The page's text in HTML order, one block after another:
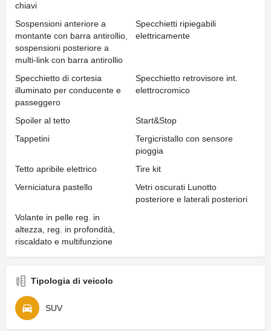
chiavi
Sospensioni anteriore a
montante con barra antirollio,
sospensioni posteriore a
multi-link con barra antirollio
Specchietti ripiegabili
elettricamente
Specchietto di cortesia
illuminato per conducente e
passeggero
Specchietto retrovisore int.
elettrocromico
Spoiler al tetto
Start&Stop
Tappetini
Tergicristallo con sensore
pioggia
Tetto apribile elettrico
Tire kit
Verniciatura pastello
Vetri oscurati Lunotto
posteriore e laterali posteriori
Volante in pelle reg. in
altezza, reg. in profondità,
riscaldato e multifunzione
Tipologia di veicolo
SUV